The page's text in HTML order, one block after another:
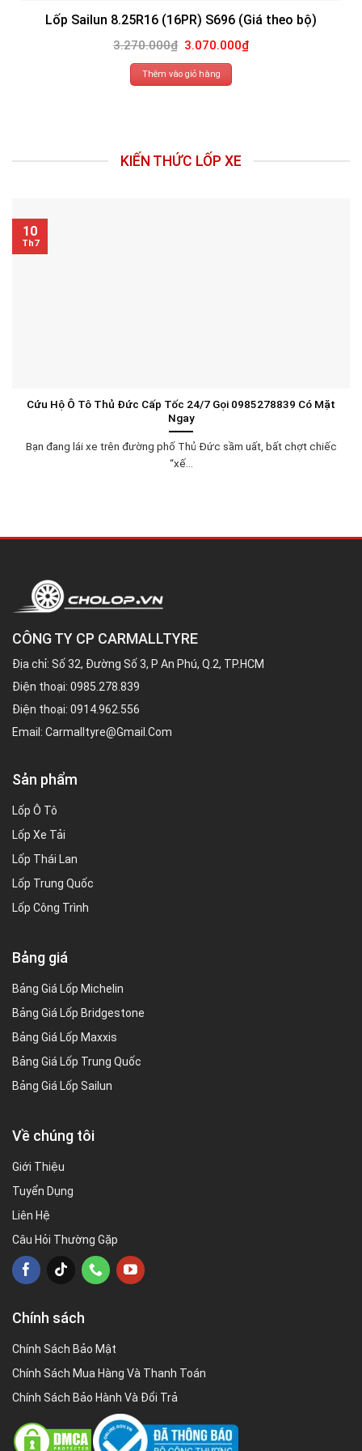
Lốp Sailun 8.25R16 (16PR) S696 (Giá theo bộ)
3.270.000₫ Giá
gốc
là:
3.270.000₫.
3.070.000₫Giá
hiện
Thêm vào giỏ hàng
KIẾN THỨC LỐP XE
Cứu Hộ Ô Tô Thủ Đức Cấp Tốc 24/7 Gọi 0985278839 Có Mặt
Ngay
Bạn đang lái xe trên đường phố Thủ Đức sầm uất, bất chợt chiếc
“xế...
10
Th7
CÔNG TY CP CARMALLTYRE
Địa chỉ: Số 32, Đường Số 3, P An Phú, Q.2, TP.HCM
Điện thoại: 0985.278.839
Điện thoại: 0914.962.556
Email: Carmalltyre@gmail.com
Sản phẩm
Lốp Ô Tô
Lốp Xe Tải
Lốp Thái Lan
Lốp Trung Quốc
Lốp Công Trình
Bảng giá
Bảng Giá Lốp Michelin
Bảng Giá Lốp Bridgestone
Bảng Giá Lốp Maxxis
Bảng Giá Lốp Trung Quốc
Bảng Giá Lốp Sailun
Về chúng tôi
Giới Thiệu
Tuyển Dụng
Liên Hệ
Câu Hỏi Thường Gặp
Chính sách
Chính Sách Bảo Mật
Chính Sách Mua Hàng Và Thanh Toán
Chính Sách Bảo Hành Và Đổi Trả